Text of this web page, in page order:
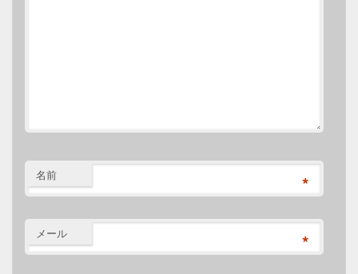
名前 *
メール *